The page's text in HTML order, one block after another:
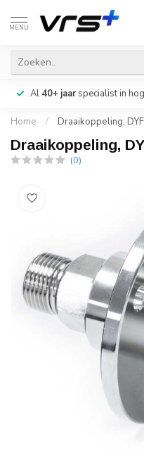
MENU
Al 40+ jaarspecialist in
Home / Draaikoppeling,
Draaikoppeling,
(0)